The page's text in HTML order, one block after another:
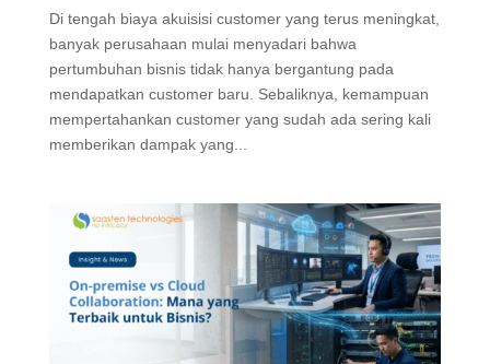
Di tengah biaya akuisisi customer yang terus meningkat,
banyak perusahaan mulai menyadari bahwa
pertumbuhan bisnis tidak hanya bergantung pada
mendapatkan customer baru. Sebaliknya, kemampuan
mempertahankan customer yang sudah ada sering kali
memberikan dampak yang...